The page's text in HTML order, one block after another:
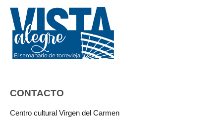
CONTACTO
Centro cultural Virgen del Carmen